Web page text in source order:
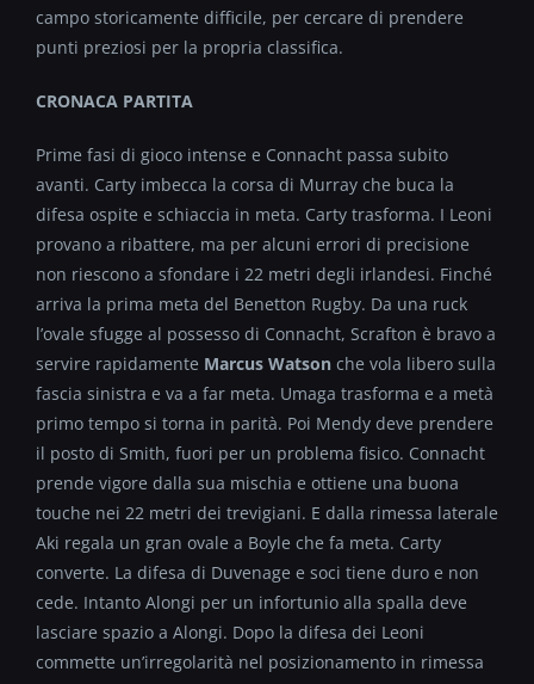
campo storicamente difficile, per cercare di prendere
punti preziosi per la propria classifica.
CRONACA PARTITA
Prime fasi di gioco intense e Connacht passa subito
avanti. Carty imbecca la corsa di Murray che buca la
difesa ospite e schiaccia in meta. Carty trasforma. I Leoni
provano a ribattere, ma per alcuni errori di precisione
non riescono a sfondare i 22 metri degli irlandesi. Finché
arriva la prima meta del Benetton Rugby. Da una ruck
l’ovale sfugge al possesso di Connacht, Scrafton è bravo a
servire rapidamente Marcus Watson che vola libero sulla
fascia sinistra e va a far meta. Umaga trasforma e a metà
primo tempo si torna in parità. Poi Mendy deve prendere
il posto di Smith, fuori per un problema fisico. Connacht
prende vigore dalla sua mischia e ottiene una buona
touche nei 22 metri dei trevigiani. E dalla rimessa laterale
Aki regala un gran ovale a Boyle che fa meta. Carty
converte. La difesa di Duvenage e soci tiene duro e non
cede. Intanto Alongi per un infortunio alla spalla deve
lasciare spazio a Alongi. Dopo la difesa dei Leoni
commette un’irregolarità nel posizionamento in rimessa